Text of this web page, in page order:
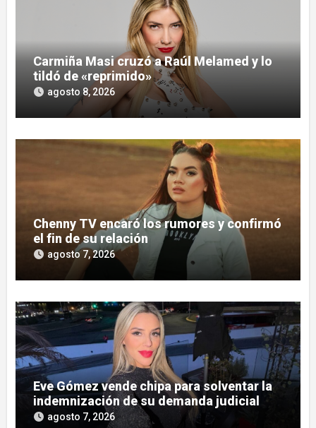
Carmiña Masi cruzó a Raúl Melamed y lo
tildó de «reprimido»
agosto 8, 2026
Chenny TV encaró los rumores y confirmó
el fin de su relación
agosto 7, 2026
Eve Gómez vende chipa para solventar la
indemnización de su demanda judicial
agosto 7, 2026